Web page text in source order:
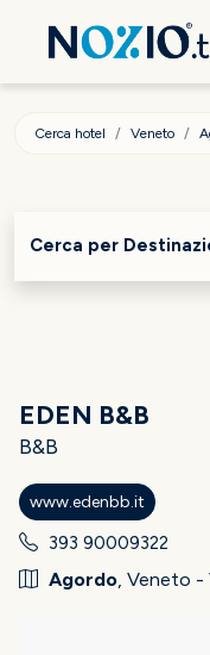
Cerca hotel Veneto
Cerca per
EDEN B&B
B&B
www.edenbb.it
393 90009322
Agordo, Veneto -